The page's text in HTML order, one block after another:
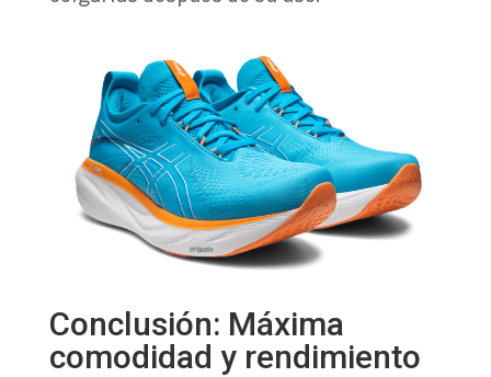
Conclusión: Máxima
comodidad y rendimiento